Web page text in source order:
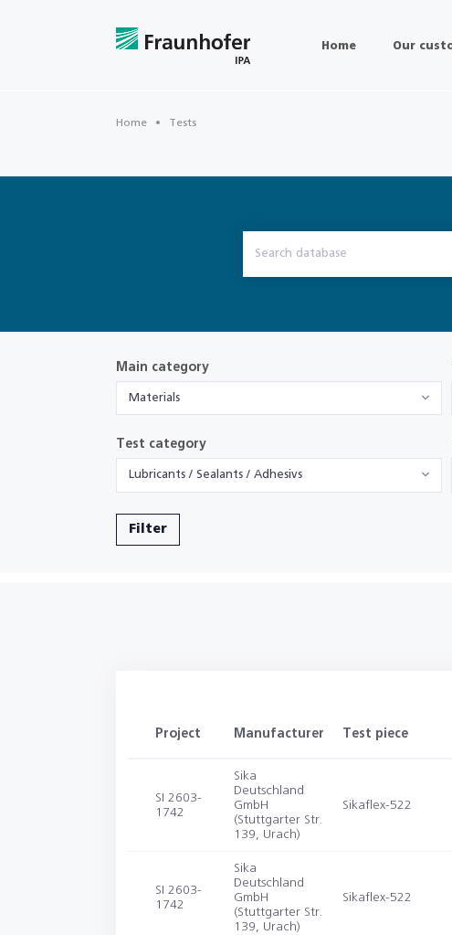
Home Our
Home Tests
Main category
Materials
Test category
Lubricants / Sealants / Adhesivs
Filter
Project Manufacturer Test piece
SI 2603-
1742
Sika
Deutschland
GmbH
(Stuttgarter Str.
139, Urach)
Sikaflex-522
SI 2603-
1742
Sika
Deutschland
GmbH
(Stuttgarter Str.
139, Urach)
Sikaflex-522